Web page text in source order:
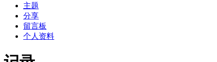
主题
分享
留言板
个人资料